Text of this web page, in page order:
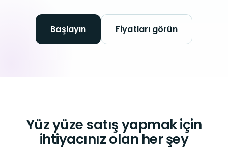
Başlayın Fiyatları görün
Yüz yüze satış yapmak için
ihtiyacınız olan her şey